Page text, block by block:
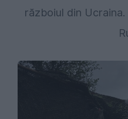
războiul din